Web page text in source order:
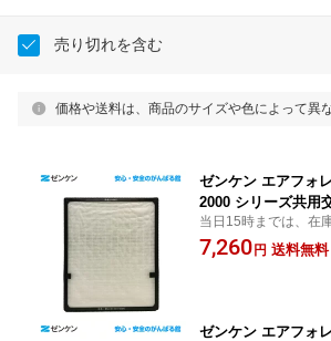
売り切れを含む
価格や送料は、商品のサイズや色によって異
ゼンケン エアフォ
2000 シリーズ共用
ーゼンケン 正規取
【ポイント10倍】
当日15時までは、在
（休業日・月曜日を除
7,260 円 送料無料
ゼンケン エアフォ